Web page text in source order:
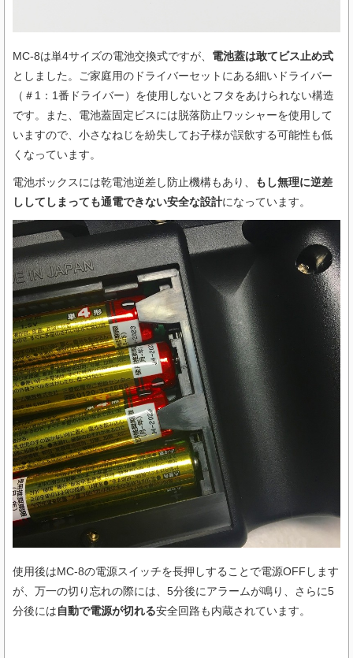
MC-8は単4サイズの電池交換式ですが、 電池蓋は敢てビス止め式
としました。ご家庭用のドライバーセットにある細いドライバー
（＃1：1番ドライバー）を使用しないとフタをあけられない構造
です。また、電池蓋固定ビスには脱落防止ワッシャーを使用して
いますので、小さなねじを紛失してお子様が誤飲する可能性も低
くなっています。
電池ボックスには乾電池逆差し防止機構もあり、
もし無理に逆差
ししてしまっても通電できない安全な設計になっています。
使用後はMC-8の電源スイッチを長押しすることで電源OFFします
が、万一の切り忘れの際には、5分後にアラームが鳴り、さらに5
分後には自動で電源が切れる安全回路も内蔵されています。